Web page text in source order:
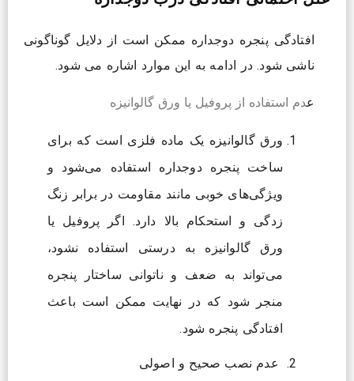
افتادگی پنجره دوجداره ممکن است از دلایل گوناگونی
ناشی شود. در ادامه به این موارد اشاره می شود.
عدم استفاده از پروفیل یا ورق گالوانیزه
ورق گالوانیزه یک ماده فلزی است که برای
ساخت پنجره دوجداره استفاده می‌شود و
ویژگی‌های خوبی مانند مقاومت در برابر زنگ
زدگی و استحکام بالا دارد. اگر پروفیل یا
ورق گالوانیزه به درستی استفاده نشود،
می‌تواند به ضعف و ناتوانی ساختار پنجره
منجر شود که در نهایت ممکن است باعث
افتادگی پنجره شود.
عدم نصب صحیح و اصولی